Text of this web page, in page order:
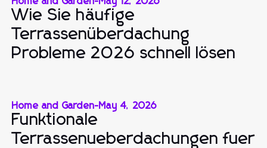
Wie Sie häufige
Terrassenüberdachung
Probleme 2026 schnell lösen
Home and Garden-May 4, 2026
Funktionale
Terrassenueberdachungen fuer